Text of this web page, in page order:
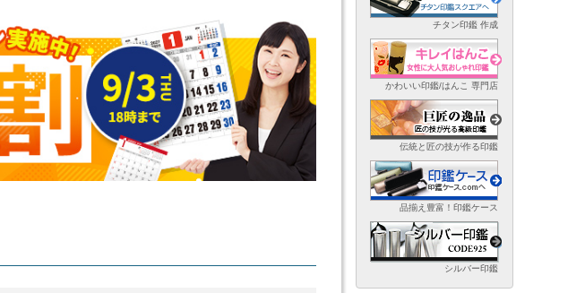
チタン印鑑 作成
かわいい印鑑/はんこ 専門店
伝統と匠の技が作る印鑑
品揃え豊富！印鑑ケース
シルバー印鑑